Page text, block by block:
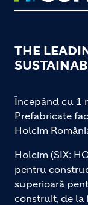
THE
Începând cu 1
Prefabricate
Holcim
Holcim (SIX:
pentru
superioară
construit, de la